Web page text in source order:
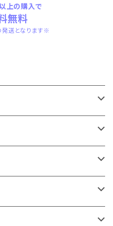
上の購入で
無料
発送となります※